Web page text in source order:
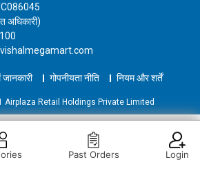
OUT OF STOCK
अधिकारी)
जानकारी गोपनीयता नीति नियम और शर्तें
Airplaza Retail Holdings Private Limited
Past Orders Login